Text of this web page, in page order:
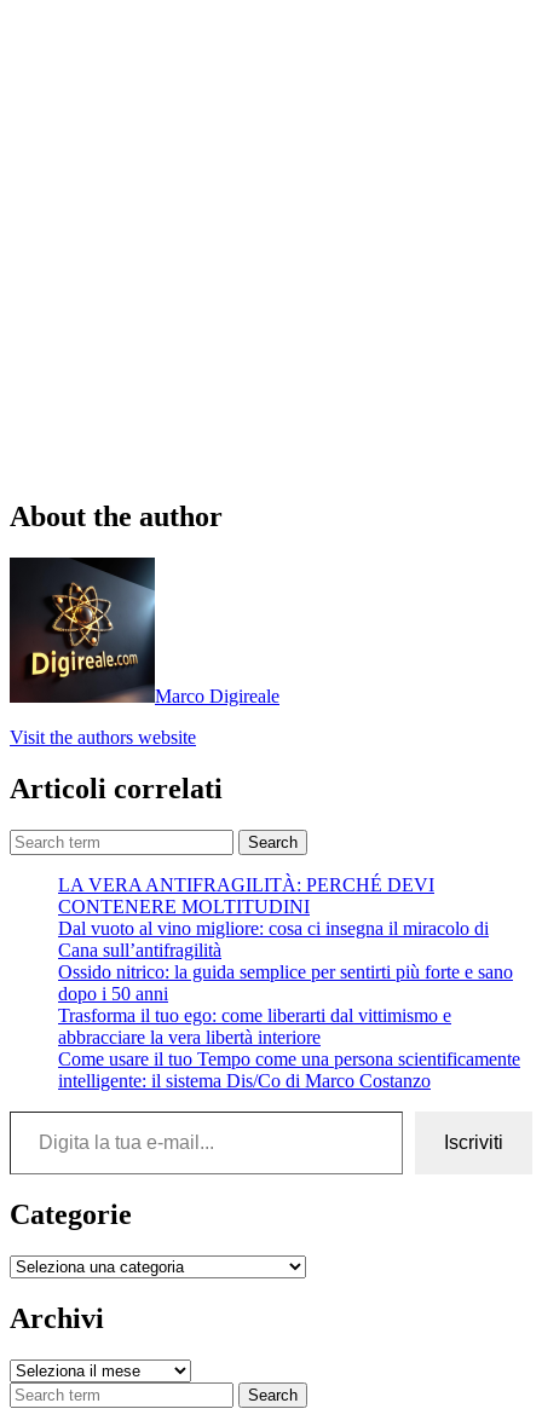
About the author
Marco Digireale
Visit the authors website
Articoli correlati
Search
LA VERA ANTIFRAGILITÀ: PERCHÉ DEVI
CONTENERE MOLTITUDINI
Dal vuoto al vino migliore: cosa ci insegna il miracolo di
Cana sull’antifragilità
Ossido nitrico: la guida semplice per sentirti più forte e sano
dopo i 50 anni
Trasforma il tuo ego: come liberarti dal vittimismo e
abbracciare la vera libertà interiore
Come usare il tuo Tempo come una persona scientificamente
intelligente: il sistema Dis/Co di Marco Costanzo
Digita la tua e-mail...
Iscriviti
Categorie
Categorie
Archivi
Archivi
Search